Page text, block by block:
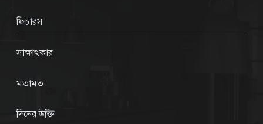
ফিচারস
সাক্ষাৎকার
মতামত
দিনের উক্তি